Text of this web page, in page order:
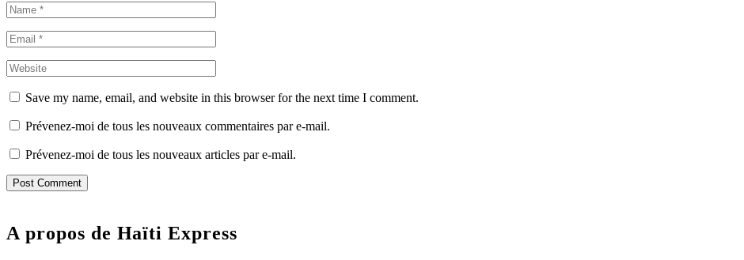
Save my name, email, and website in this browser for the next time I comment.
Prévenez-moi de tous les nouveaux commentaires par e-mail.
Prévenez-moi de tous les nouveaux articles par e-mail.
A propos de Haïti Express